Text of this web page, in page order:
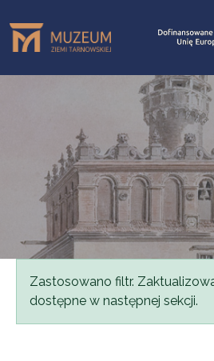
Komunikat
Zastosowano filtr.
dostępne w następnej sekcji.